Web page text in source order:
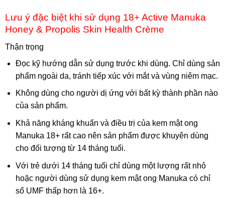
Lưu ý đặc biệt khi sử dụng 18+ Active Manuka
Honey & Propolis Skin Health Crème
Thận trọng
Đọc kỹ hướng dẫn sử dụng trước khi dùng. Chỉ dùng sản
phẩm ngoài da, tránh tiếp xúc với mắt và vùng niêm mạc.
Không dùng cho người dị ứng với bất kỳ thành phần nào
của sản phẩm.
Khả năng kháng khuẩn và điều trị của kem mật ong
Manuka 18+ rất cao nên sản phẩm được khuyên dùng
cho đối tượng từ 14 tháng tuổi.
Với trẻ dưới 14 tháng tuổi chỉ dùng một lượng rất nhỏ
hoặc người dùng sử dụng kem mật ong Manuka có chỉ
số UMF thấp hơn là 16+.